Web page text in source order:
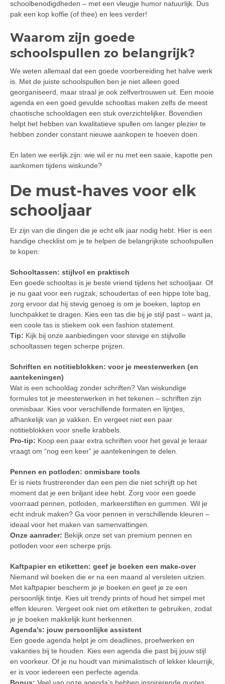
schoolbenodigdheden – met een vleugje humor natuurlijk. Dus
pak een kop koffie (of thee) en lees verder!
Waarom zijn goede
schoolspullen zo belangrijk?
We weten allemaal dat een goede voorbereiding het halve werk
is. Met de juiste schoolspullen ben je niet alleen goed
georganiseerd, maar straal je ook zelfvertrouwen uit. Een mooie
agenda en een goed gevulde schooltas maken zelfs de meest
chaotische schooldagen een stuk overzichtelijker. Bovendien
helpt het hebben van kwalitatieve spullen om langer plezier te
hebben zonder constant nieuwe aankopen te hoeven doen.
En laten we eerlijk zijn: wie wil er nu met een saaie, kapotte pen
aankomen tijdens wiskunde?
De must-haves voor elk
schooljaar
Er zijn van die dingen die je echt elk jaar nodig hebt. Hier is een
handige checklist om je te helpen de belangrijkste schoolspullen
te kopen:
Schooltassen: stijlvol en praktisch
Een goede schooltas is je beste vriend tijdens het schooljaar. Of
je nu gaat voor een rugzak, schoudertas of een hippe tote bag,
zorg ervoor dat hij stevig genoeg is om je boeken, laptop en
lunchpakket te dragen. Kies een tas die bij je stijl past – want ja,
een coole tas is stiekem ook een fashion statement.
Tip: Kijk bij onze aanbiedingen voor stevige en stijlvolle
schooltassen tegen scherpe prijzen.
Schriften en notitieblokken: voor je meesterwerken (en
aantekeningen)
Wat is een schooldag zonder schriften? Van wiskundige
formules tot je meesterwerken in het tekenen – schriften zijn
onmisbaar. Kies voor verschillende formaten en lijntjes,
afhankelijk van je vakken. En vergeet niet een paar
notitieblokken voor snelle krabbels.
Pro-tip: Koop een paar extra schriften voor het geval je leraar
vraagt om “nog een keer” je aantekeningen te delen.
Pennen en potloden: onmisbare tools
Er is niets frustrerender dan een pen die niet schrijft op het
moment dat je een briljant idee hebt. Zorg voor een goede
voorraad pennen, potloden, markeerstiften en gummen. Wil je
echt indruk maken? Ga voor pennen in verschillende kleuren –
ideaal voor het maken van samenvattingen.
Onze aanrader: Bekijk onze set van premium pennen en
potloden voor een scherpe prijs.
Kaftpapier en etiketten: geef je boeken een make-over
Niemand wil boeken die er na een maand al versleten uitzien.
Met kaftpapier bescherm je je boeken en geef je ze een
persoonlijk tintje. Kies uit trendy prints of houd het simpel met
effen kleuren. Vergeet ook niet om etiketten te gebruiken, zodat
je je boeken makkelijk kunt herkennen.
Agenda’s: jouw persoonlijke assistent
Een goede agenda helpt je om deadlines, proefwerken en
vakanties bij te houden. Kies een agenda die past bij jouw stijl
en voorkeur. Of je nu houdt van minimalistisch of lekker kleurrijk,
er is voor iedereen een perfecte agenda.